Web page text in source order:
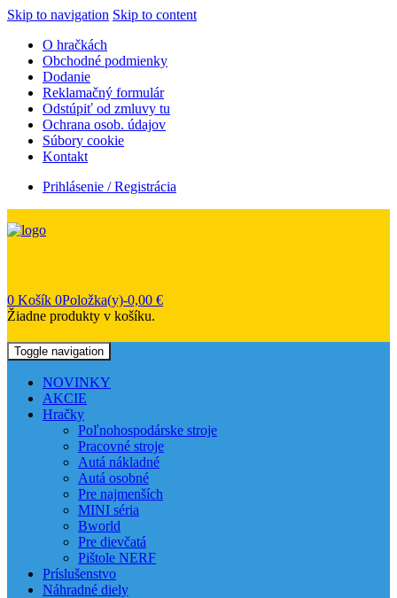
Skip to navigation Skip to content
O hračkách
Obchodné podmienky
Dodanie
Reklamačný formulár
Odstúpiť od zmluvy tu
Ochrana osob. údajov
Súbory cookie
Kontakt
Prihlásenie / Registrácia
0 Košík 0Položka(y)-0,00 €
Žiadne produkty v košíku.
Toggle navigation
NOVINKY
AKCIE
Hračky
Poľnohospodárske stroje
Pracovné stroje
Autá nákladné
Autá osobné
Pre najmenších
MINI séria
Bworld
Pre dievčatá
Pištole NERF
Príslušenstvo
Náhradné diely